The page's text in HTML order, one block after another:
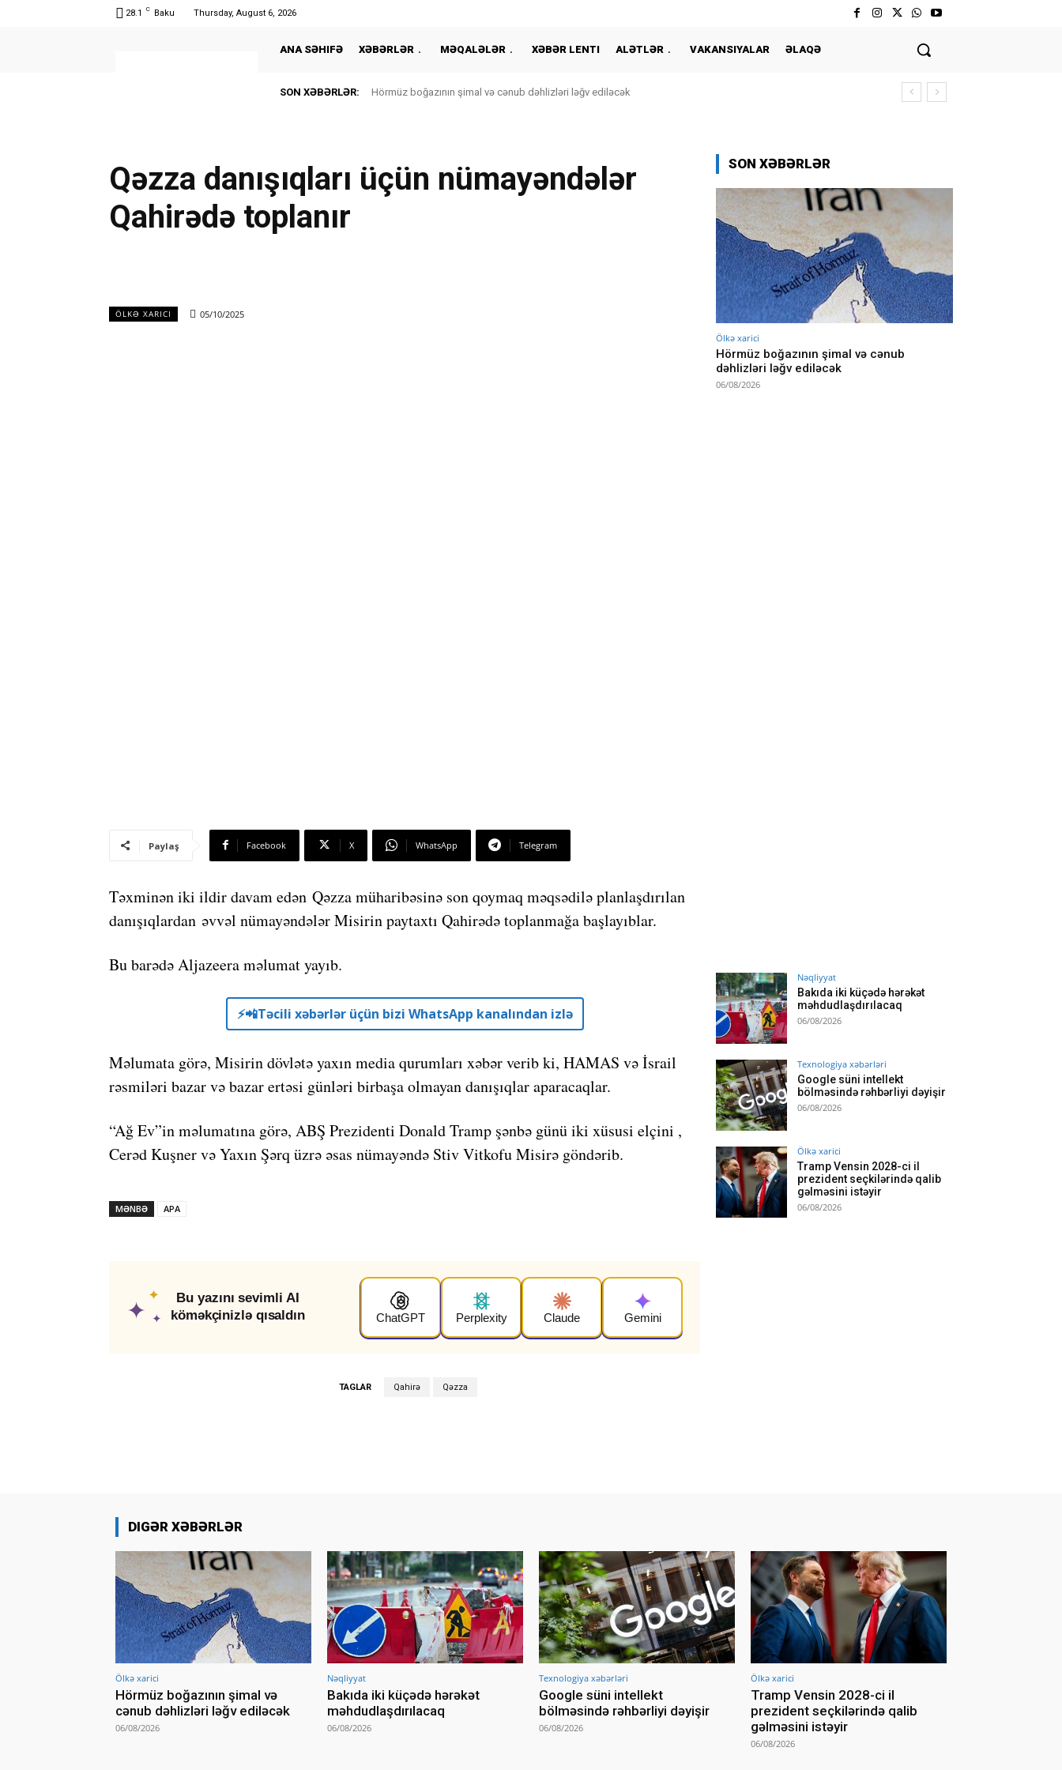
28.1 C Baku Thursday, August 6, 2026
ANA SƏHIFƏ XƏBƏRLƏR MƏQALƏLƏR XƏBƏR LENTI ALƏTLƏR VAKANSIYALAR ƏLAQƏ
SON XƏBƏRLƏR: Hörmüz boğazının şimal və cənub dəhlizləri ləğv ediləcək
Qəzza danışıqları üçün nümayəndələr
Qahirədə toplanır
ÖLKƏ XARICI 05/10/2025
Paylaş Facebook X WhatsApp Telegram
Təxminən iki ildir davam edən Qəzza müharibəsinə son qoymaq məqsədilə planlaşdırılan
danışıqlardan əvvəl nümayəndələr Misirin paytaxtı Qahirədə toplanmağa başlayıblar.
Bu barədə Aljazeera məlumat yayıb.
⚡️📲Təcili xəbərlər üçün bizi WhatsApp kanalından izlə
Məlumata görə, Misirin dövlətə yaxın media qurumları xəbər verib ki, HAMAS və İsrail
rəsmiləri bazar və bazar ertəsi günləri birbaşa olmayan danışıqlar aparacaqlar.
“Ağ Ev”in məlumatına görə, ABŞ Prezidenti Donald Tramp şənbə günü iki xüsusi elçini ,
Cerəd Kuşner və Yaxın Şərq üzrə əsas nümayəndə Stiv Vitkofu Misirə göndərib.
MƏNBƏ APA
✦
✦
✦
Bu yazını sevimli AI
köməkçinizlə qısaldın
ChatGPT Perplexity Claude Gemini
TAGLAR Qahirə Qəzza
SON XƏBƏRLƏR
Ölkə xarici
Hörmüz boğazının şimal və cənub
dəhlizləri ləğv ediləcək
06/08/2026
Nəqliyyat
Bakıda iki küçədə hərəkət
məhdudlaşdırılacaq
06/08/2026
Texnologiya xəbərləri
Google süni intellekt
bölməsində rəhbərliyi dəyişir
06/08/2026
Ölkə xarici
Tramp Vensin 2028-ci il
prezident seçkilərində qalib
gəlməsini istəyir
06/08/2026
DIGƏR XƏBƏRLƏR
Ölkə xarici
Hörmüz boğazının şimal və
cənub dəhlizləri ləğv ediləcək
06/08/2026
Nəqliyyat
Bakıda iki küçədə hərəkət
məhdudlaşdırılacaq
06/08/2026
Texnologiya xəbərləri
Google süni intellekt
bölməsində rəhbərliyi dəyişir
06/08/2026
Ölkə xarici
Tramp Vensin 2028-ci il
prezident seçkilərində qalib
gəlməsini istəyir
06/08/2026